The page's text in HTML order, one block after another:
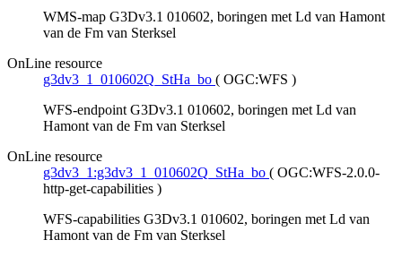
WMS-map G3Dv3.1 010602, boringen met Ld van Hamont
van de Fm van Sterksel
OnLine resource
g3dv3_1_010602Q_StHa_bo ( OGC:WFS )
WFS-endpoint G3Dv3.1 010602, boringen met Ld van
Hamont van de Fm van Sterksel
OnLine resource
g3dv3_1:g3dv3_1_010602Q_StHa_bo ( OGC:WFS-2.0.0-
http-get-capabilities )
WFS-capabilities G3Dv3.1 010602, boringen met Ld van
Hamont van de Fm van Sterksel